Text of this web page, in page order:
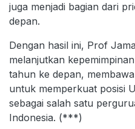
juga menjadi bagian dari
depan.
Dengan hasil ini, Prof
melanjutkan
tahun ke depan,
untuk memperkuat posisi
sebagai salah satu
Indonesia. (***)